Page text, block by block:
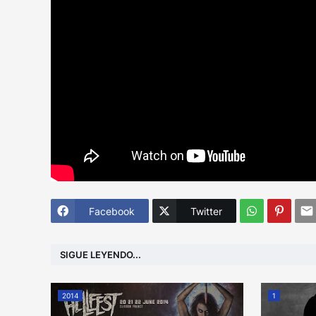
Facebook Twitter
SIGUE LEYENDO...
2014 1